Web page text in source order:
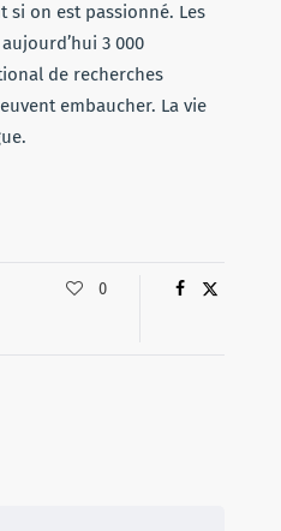
si on est passionné. Les
3 000
de recherches
embaucher. La vie
0